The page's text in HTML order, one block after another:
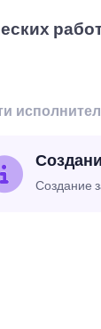
Создание